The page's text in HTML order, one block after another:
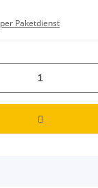
per Paketdienst